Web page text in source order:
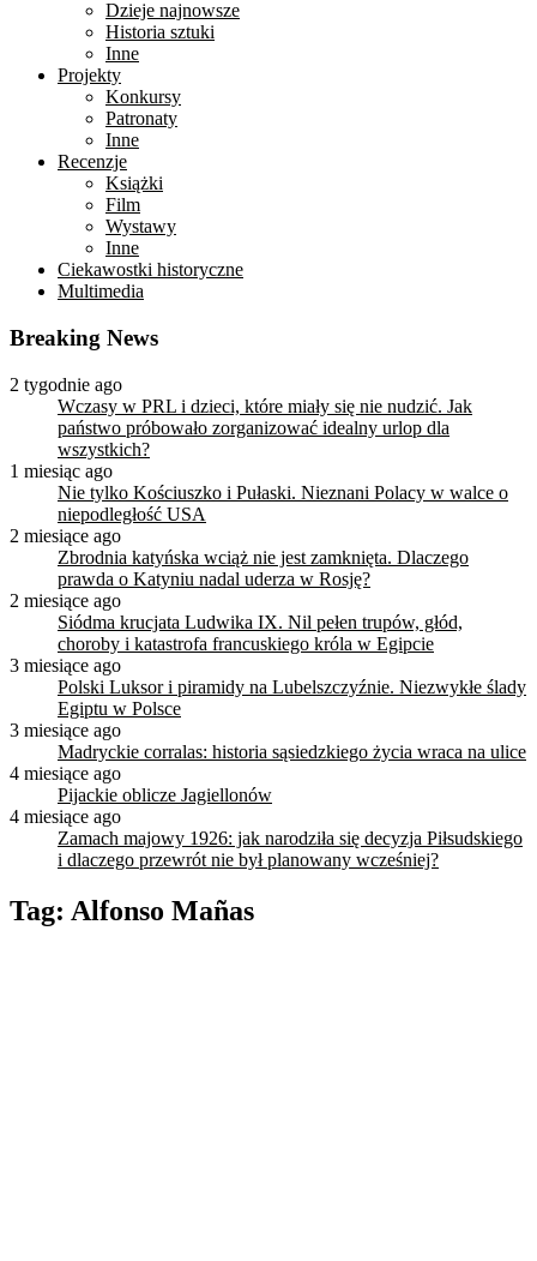
Dzieje najnowsze
Historia sztuki
Inne
Projekty
Konkursy
Patronaty
Inne
Recenzje
Książki
Film
Wystawy
Inne
Ciekawostki historyczne
Multimedia
Breaking News
2 tygodnie ago
Wczasy w PRL i dzieci, które miały się nie nudzić. Jak
państwo próbowało zorganizować idealny urlop dla
wszystkich?
1 miesiąc ago
Nie tylko Kościuszko i Pułaski. Nieznani Polacy w walce o
niepodległość USA
2 miesiące ago
Zbrodnia katyńska wciąż nie jest zamknięta. Dlaczego
prawda o Katyniu nadal uderza w Rosję?
2 miesiące ago
Siódma krucjata Ludwika IX. Nil pełen trupów, głód,
choroby i katastrofa francuskiego króla w Egipcie
3 miesiące ago
Polski Luksor i piramidy na Lubelszczyźnie. Niezwykłe ślady
Egiptu w Polsce
3 miesiące ago
Madryckie corralas: historia sąsiedzkiego życia wraca na ulice
4 miesiące ago
Pijackie oblicze Jagiellonów
4 miesiące ago
Zamach majowy 1926: jak narodziła się decyzja Piłsudskiego
i dlaczego przewrót nie był planowany wcześniej?
Tag: Alfonso Mañas